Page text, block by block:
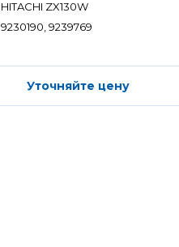
HITACHI ZX130W
9230190, 9239769
Уточняйте цену